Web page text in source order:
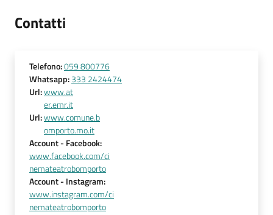
Contatti
Telefono:059 800776
Whatsapp:333 2424474
Url:www.at
er.emr.it
Url:www.comune.b
omporto.mo.it
Account- Facebook:
www.facebook.com/ci
nemateatrobomporto
Account- Instagram:
www.instagram.com/ci
nemateatrobomporto